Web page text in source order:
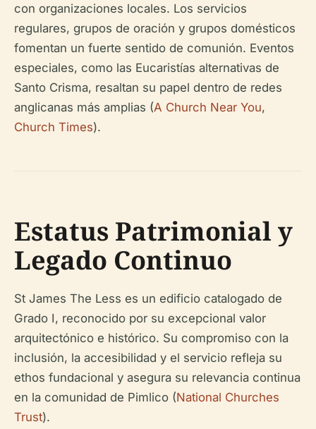
con organizaciones locales. Los servicios
regulares, grupos de oración y grupos domésticos
fomentan un fuerte sentido de comunión. Eventos
especiales, como las Eucaristías alternativas de
Santo Crisma, resaltan su papel dentro de redes
anglicanas más amplias (A Church Near You,
Church Times).
Estatus Patrimonial y
Legado Continuo
St James The Less es un edificio catalogado de
Grado I, reconocido por su excepcional valor
arquitectónico e histórico. Su compromiso con la
inclusión, la accesibilidad y el servicio refleja su
ethos fundacional y asegura su relevancia continua
en la comunidad de Pimlico (National Churches
Trust).